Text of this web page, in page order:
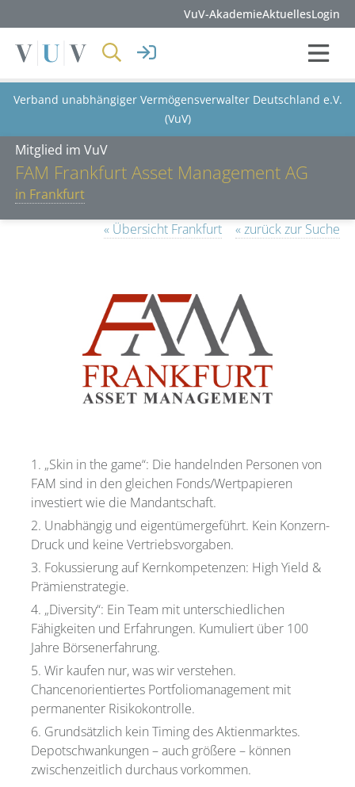
VuV-AkademieAktuellesLogin
Verband unabhängiger Vermögensverwalter Deutschland e.V.
(VuV)
Mitglied im VuV
FAM Frankfurt Asset Management AG
in Frankfurt
« Übersicht Frankfurt
« zurück zur Suche
„Skin in the game“: Die handelnden Personen von
FAM sind in den gleichen Fonds/Wertpapieren
investiert wie die Mandantschaft.
Unabhängig und eigentümergeführt. Kein Konzern-
Druck und keine Vertriebsvorgaben.
Fokussierung auf Kernkompetenzen: High Yield &
Prämienstrategie.
„Diversity“: Ein Team mit unterschiedlichen
Fähigkeiten und Erfahrungen. Kumuliert über 100
Jahre Börsenerfahrung.
Wir kaufen nur, was wir verstehen.
Chancenorientiertes Portfoliomanagement mit
permanenter Risikokontrolle.
Grundsätzlich kein Timing des Aktienmarktes.
Depotschwankungen – auch größere – können
zwischenzeitlich durchaus vorkommen.